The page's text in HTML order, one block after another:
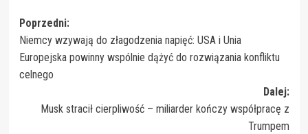
Zobacz
wpisy
Poprzedni:
Niemcy wzywają do złagodzenia napięć: USA i Unia
Europejska powinny wspólnie dążyć do rozwiązania konfliktu
celnego
Dalej:
Musk stracił cierpliwość – miliarder kończy współpracę z
Trumpem